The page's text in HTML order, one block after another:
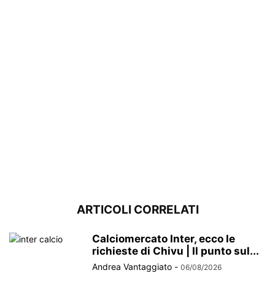
ARTICOLI CORRELATI
Calciomercato Inter, ecco le
richieste di Chivu | Il punto sul...
Andrea Vantaggiato - 06/08/2026